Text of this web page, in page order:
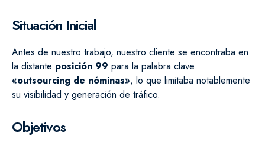
Situación Inicial
Antes de nuestro trabajo, nuestro cliente se encontraba en
la distante posición 99 para la palabra clave
«outsourcing de nóminas», lo que limitaba notablemente
su visibilidad y generación de tráfico.
Objetivos